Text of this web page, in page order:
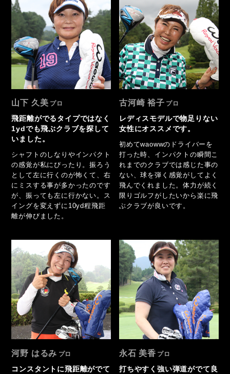
山下 久美
飛距離がでるタイプではなく
1ydでも飛ぶクラブを探して
いました。
シャフトのしなりやインパクト
の感覚が私にぴったり。振ろう
として左に行くのが怖くて、右
にミスする事が多かったのです
が、振っても左に行かない。ス
イングを変えずに10yd程飛距
離が伸びました。
古河崎 裕子
レディスモデルで物足りない
女性にオススメです。
初めてwaowwのドライバーを
打った時、インパクトの瞬間こ
れまでのクラブでは感じた事の
ない、球を弾く感覚がしてよく
飛んでくれました。体力が続く
限りゴルフがしたいから楽に飛
ぶクラブが良いです。
河野 はるみ
コンスタントに飛距離がでて
永石 美香
打ちやすく強い弾道がでて良